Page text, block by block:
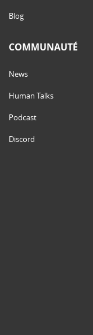
Blog
COMMUNAUTÉ
News
Human Talks
Podcast
Discord